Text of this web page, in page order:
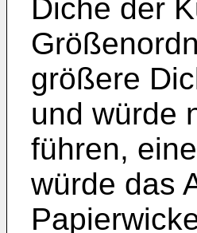
Diche der
größere
und würde
führen,
würde das